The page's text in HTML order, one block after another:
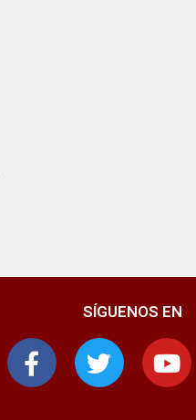
SÍGUENOS EN